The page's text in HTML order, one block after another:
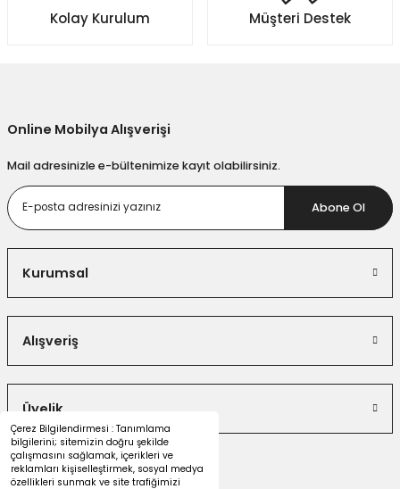
Çerez Bilgilendirmesi : Tanımlama
bilgilerini; sitemizin doğru şekilde
çalışmasını sağlamak, içerikleri ve
reklamları kişiselleştirmek, sosyal medya
özellikleri sunmak ve site trafiğimizi
Kolay Kurulum Müşteri Destek
Online Mobilya Alışverişi
Mail adresinizle e-bültenimize kayıt olabilirsiniz.
Abone Ol
Kurumsal
Alışveriş
Üyelik